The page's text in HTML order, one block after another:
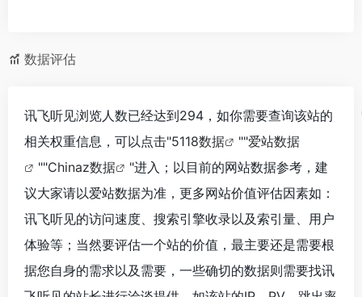
数据评估
讯飞听见浏览人数已经达到294，如你需要查询该站的
相关权重信息，可以点击"5118数据 ""爱站数据
""Chinaz数据
"进入；以目前的网站数据参考，建
议大家请以爱站数据为准，更多网站价值评估因素如：
讯飞听见的访问速度、搜索引擎收录以及索引量、用户
体验等；当然要评估一个站的价值，最主要还是需要根
据您自身的需求以及需要，一些确切的数据则需要找讯